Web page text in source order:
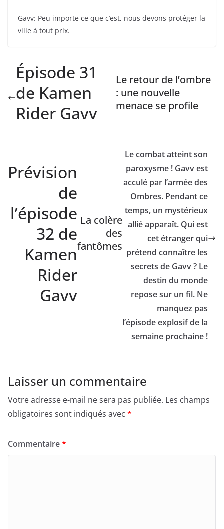
Gavv: Peu importe ce que c’est, nous devons protéger la
ville à tout prix.
Épisode 31
de Kamen
Rider Gavv
Le retour de l’ombre
: une nouvelle
menace se profile
Prévision
de
l’épisode
32 de
Kamen
Rider
Gavv
La colère
des
fantômes
Le combat atteint son
paroxysme ! Gavv est
acculé par l’armée des
Ombres. Pendant ce
temps, un mystérieux
allié apparaît. Qui est
cet étranger qui
prétend connaître les
secrets de Gavv ? Le
destin du monde
repose sur un fil. Ne
manquez pas
l’épisode explosif de la
semaine prochaine !
Laisser un commentaire
Votre adresse e-mail ne sera pas publiée. Les champs
obligatoires sont indiqués avec *
Commentaire*